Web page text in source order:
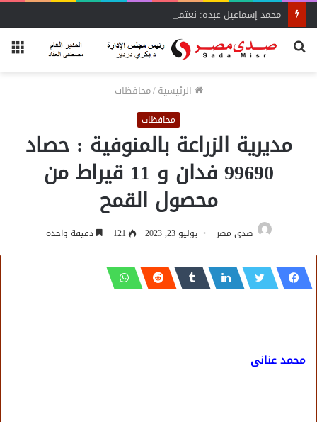
بحث
الرئيسية/محافظات
محافظات
مديرية الزراعة بالمنوفية : حصاد
99690 فدان و 11 قيراط من
محصول القمح
صدى مصر يوليو 23, 2023 121 دقيقة واحدة
محمد عنانى